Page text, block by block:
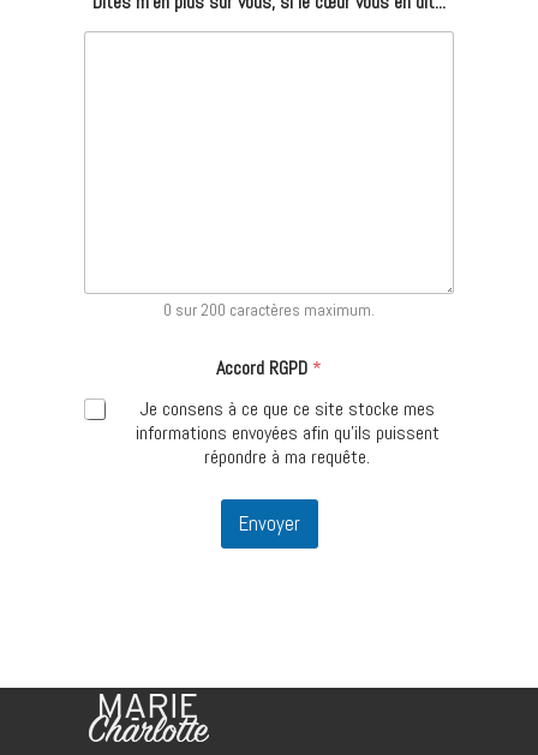
0 sur 200 caractères maximum.
o
h
a
r
i
e
Accord RGPD *
Je consens à ce que ce site stocke mes
informations envoyées afin qu’ils puissent
répondre à ma requête.
Envoyer